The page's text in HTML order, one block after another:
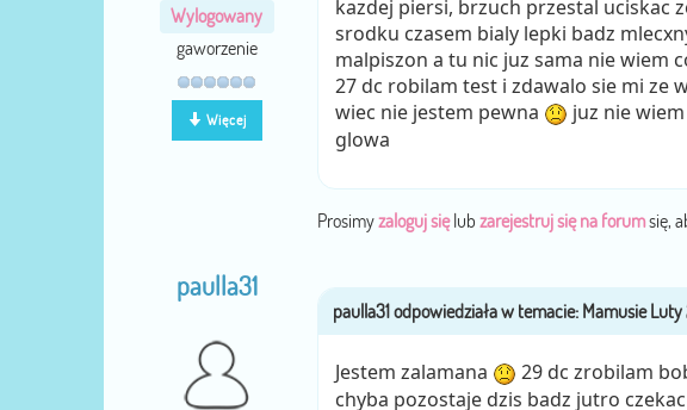
Wylogowany
gaworzenie
Więcej
kazdej piersi, brzuch przestal uciskac
srodku czasem bialy lepki badz
malpiszon a tu nic juz sama nie wiem
27 dc robilam test i zdawalo sie mi ze
wiec nie jestem pewna
juz nie
glowa
Prosimyzaloguj sięlub zarejestruj się na forumsię,
paulla31
Jestem zalamana
29 dc zrobilam
chyba pozostaje dzis badz jutro czekac